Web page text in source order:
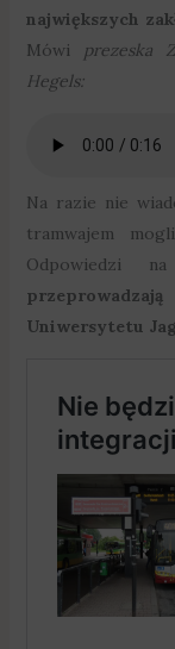
największych
Mówi
prezeska
Hegels:
Na razie nie
tramwajem
Uniwersytetu